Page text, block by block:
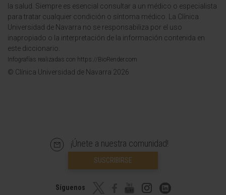
la salud. Siempre es esencial consultar a un médico o especialista
para tratar cualquier condición o síntoma médico. La Clínica
Universidad de Navarra no se responsabiliza por el uso
inapropiado o la interpretación de la información contenida en
este diccionario.
Infografías realizadas con https://BioRender.com
© Clínica Universidad de Navarra 2026
¡Únete a nuestra comunidad!
SUSCRIBIRSE
Síguenos